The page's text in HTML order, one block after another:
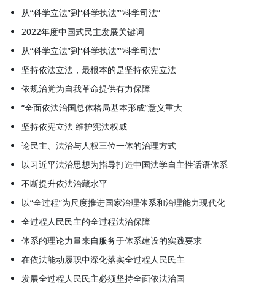
从“科学立法”到“科学执法”“科学司法”
2022年度中国式民主发展关键词
从“科学立法”到“科学执法”“科学司法”
坚持依法立法，最根本的是坚持依宪立法
依规治党为自我革命提供有力保障
“全面依法治国总体格局基本形成”意义重大
坚持依宪立法 维护宪法权威
论民主、法治与人权三位一体的治理方式
以习近平法治思想为指导打造中国法学自主性话语体系
不断提升依法治藏水平
以“全过程”为尺度推进国家治理体系和治理能力现代化
全过程人民民主的全过程法治保障
体系的理论力量来自服务于体系建设的实践要求
在依法能动履职中深化落实全过程人民民主
发展全过程人民民主必须坚持全面依法治国